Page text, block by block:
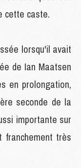
cette caste.
lorsqu'il avait
de Ian Maatsen
en prolongation,
seconde de la
importante sur
franchement très